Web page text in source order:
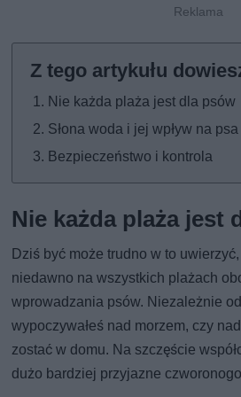
Nie każda plaża jest dla psów
Słona woda i jej wpływ na psa
Bezpieczeństwo i kontrola
Nie każda plaża jest
Dziś być może trudno w to
niedawno na wszystkich plażach
wprowadzania psów. Niezależnie
wypoczywałeś nad morzem, czy
zostać w domu. Na szczęście
dużo bardziej przyjazne